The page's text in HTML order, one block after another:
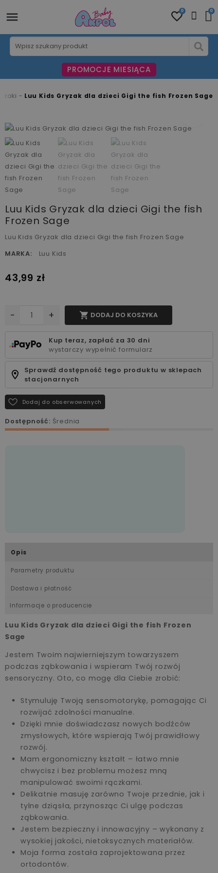
0 0
PROMOCJE MIESIĄCA
Luu Kids Gryzak dla dzieci Gigi the fish Frozen Sage
Luu Kids Gryzak dla dzieci Gigi the fish
Frozen Sage
Luu Kids Gryzak dla dzieci Gigi the fish Frozen Sage
MARKA:
Luu Kids
43,99 zł
- +  DODAJ DO KOSZYKA
Kup teraz, zapłać za 30 dni
wystarczy wypełnić formularz
Sprawdź dostępność tego produktu w sklepach
stacjonarnych
Dodaj do obserwowanych
Dostępność: Średnia
Opis
Parametry produktu
Dostawa i płatność
Informacje o producencie
Luu Kids Gryzak dla dzieci Gigi the fish Frozen
Sage
Jestem Twoim najwierniejszym towarzyszem
podczas ząbkowania i wspieram Twój rozwój
sensoryczny. Oto, co mogę dla Ciebie zrobić:
Stymuluję Twoją sensomotorykę, pomagając Ci
rozwijać zdolności manualne.
Dzięki mnie doświadczasz nowych bodźców
zmysłowych, które wspierają Twój prawidłowy
rozwój.
Mam ergonomiczny kształt – łatwo mnie
chwycisz i bez problemu możesz mną
manipulować swoimi rączkami.
Delikatnie masuję zarówno Twoje przednie, jak i
tylne dziąsła, przynosząc Ci ulgę podczas
ząbkowania.
Jestem bezpieczny i innowacyjny – wykonany z
wysokiej jakości, nietoksycznych materiałów.
Moja forma została zaprojektowana przez
ortodontów.